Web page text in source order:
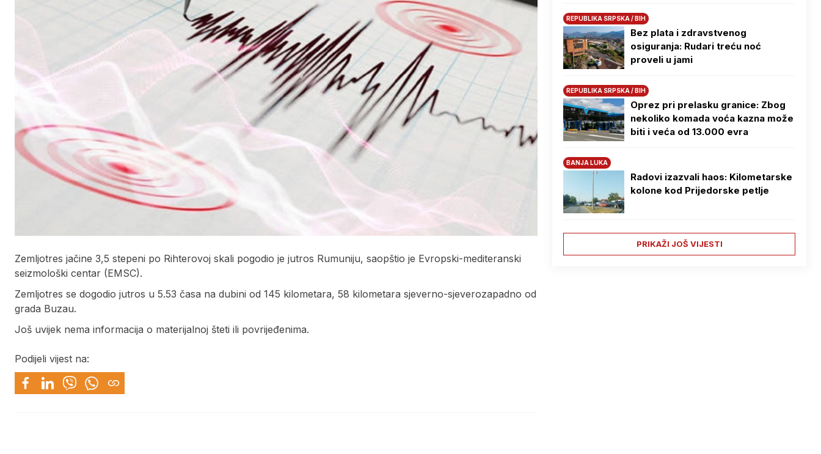
Zemljotres jačine 3,5 stepeni po Rihterovoj skali pogodio je jutros Rumuniju, saopštio je Evropski-mediteranski
seizmološki centar (EMSC).
Zemljotres se dogodio jutros u 5.53 časa na dubini od 145 kilometara, 58 kilometara sjeverno-sjeverozapadno od
grada Buzau.
Još uvijek nema informacija o materijalnoj šteti ili povrijeđenima.
Podijeli vijest na:
REPUBLIKA SRPSKA / BIH
Bez plata i zdravstvenog
osiguranja: Rudari treću noć
proveli u jami
REPUBLIKA SRPSKA / BIH
Oprez pri prelasku granice: Zbog
nekoliko komada voća kazna može
biti i veća od 13.000 evra
BANJA LUKA
Radovi izazvali haos: Kilometarske
kolone kod Prijedorske petlje
PRIKAŽI JOŠ VIJESTI